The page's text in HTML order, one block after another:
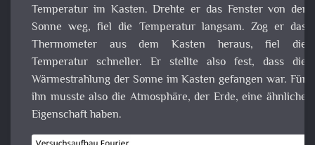
Zog er das Thermometer aus dem Kasten heraus, fiel
Temperatur schneller. Er stellte also fest, dass
Wärmestrahlung der Sonne im Kasten gefangen war. Für
musste also die Atmosphäre, der Erde, eine
Eigenschaft haben.